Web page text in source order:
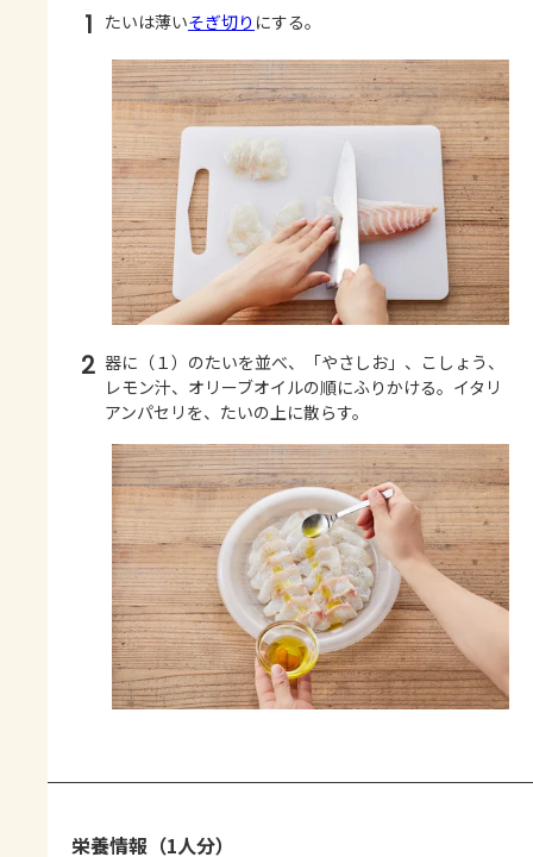
1 たいは薄いそぎ切り にする。
2 器に（１）のたいを並べ、「やさしお」、こしょう、
レモン汁、オリーブオイルの順にふりかける。イタリ
アンパセリを、たいの上に散らす。
栄養情報（1人分）